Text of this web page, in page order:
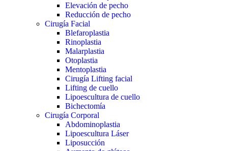
Elevación de pecho
Reducción de pecho
Cirugía Facial
Blefaroplastia
Rinoplastia
Malarplastia
Otoplastia
Mentoplastia
Cirugía Lifting facial
Lifting de cuello
Lipoescultura de cuello
Bichectomía
Cirugía Corporal
Abdominoplastia
Lipoescultura Láser
Liposucción